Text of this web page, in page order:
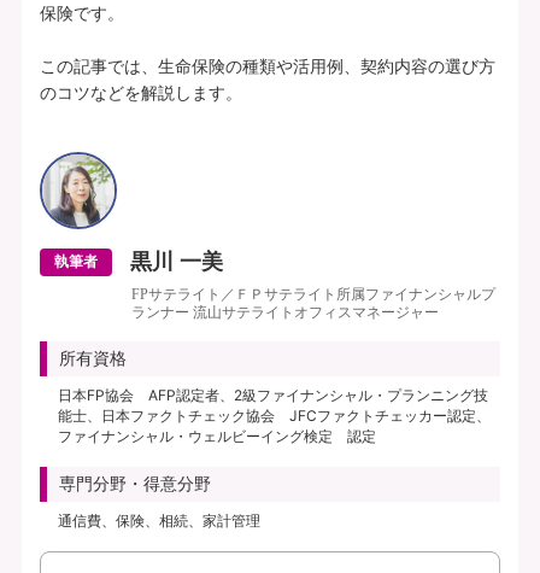
保険です。
この記事では、生命保険の種類や活用例、契約内容の選び方
のコツなどを解説します。
執筆者 黒川 一美
FPサテライト／ＦＰサテライト所属ファイナンシャルプ
ランナー 流山サテライトオフィスマネージャー
所有資格
日本FP協会 AFP認定者、2級ファイナンシャル・プランニング技
能士、日本ファクトチェック協会 JFCファクトチェッカー認定、
ファイナンシャル・ウェルビーイング検定 認定
専門分野・得意分野
通信費、保険、相続、家計管理